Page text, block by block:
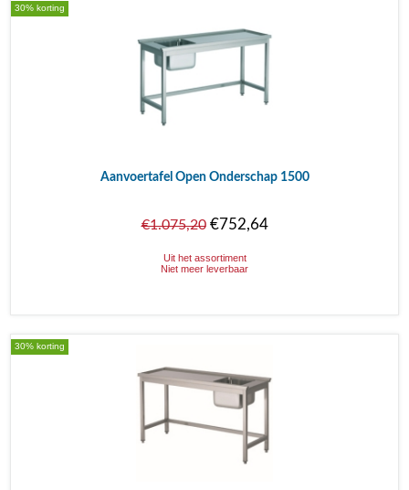
30% korting
Aanvoertafel Open Onderschap 1500
€1.075,20€752,64
Uit het assortiment
Niet meer leverbaar
30% korting